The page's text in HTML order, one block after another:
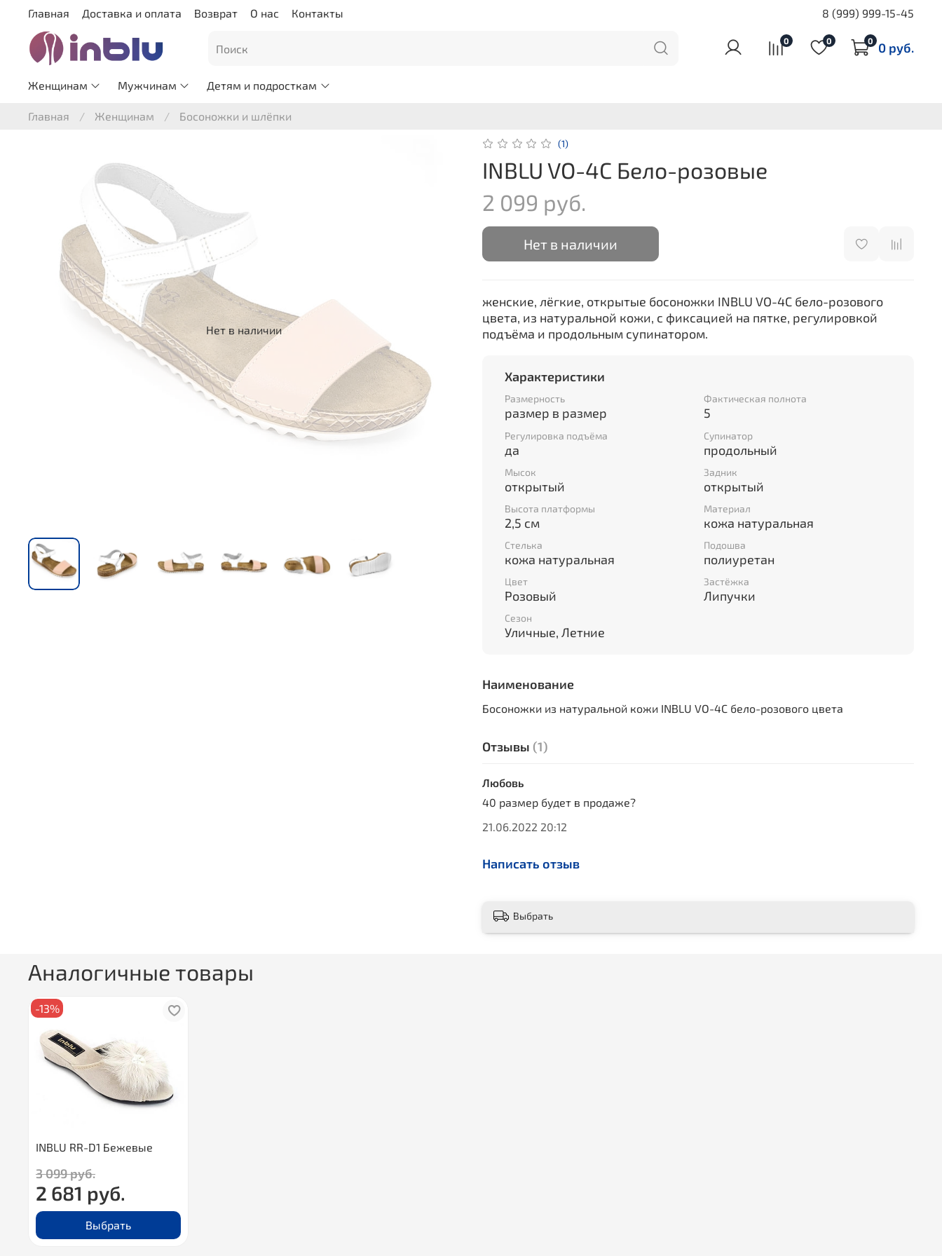
Главная Доставка и оплата Возврат О нас Контакты 8 (999) 999-15-45
0 0 0 0 руб.
Женщинам Мужчинам Детям и подросткам
Главная Женщинам Босоножки и шлёпки
Нет в наличии
(1)
INBLU VO-4C Бело-розовые
2 099 руб.
Нет в наличии
женские, лёгкие, открытые босоножки INBLU VO-4C бело-розового
цвета, из натуральной кожи, с фиксацией на пятке, регулировкой
подъёма и продольным супинатором.
Характеристики
Размерность
размер в размер
Фактическая полнота
5
Регулировка подъёма
да
Супинатор
продольный
Мысок
открытый
Задник
открытый
Высота платформы
2,5 см
Материал
кожа натуральная
Стелька
кожа натуральная
Подошва
полиуретан
Цвет
Розовый
Застёжка
Липучки
Сезон
Уличные, Летние
Наименование
Босоножки из натуральной кожи INBLU VO-4C бело-розового цвета
Отзывы (1)
Любовь
40 размер будет в продаже?
21.06.2022 20:12
Написать отзыв
Выбрать
Аналогичные товары
-13%
INBLU RR-D1 Бежевые
3 099 руб.
2 681 руб.
Выбрать